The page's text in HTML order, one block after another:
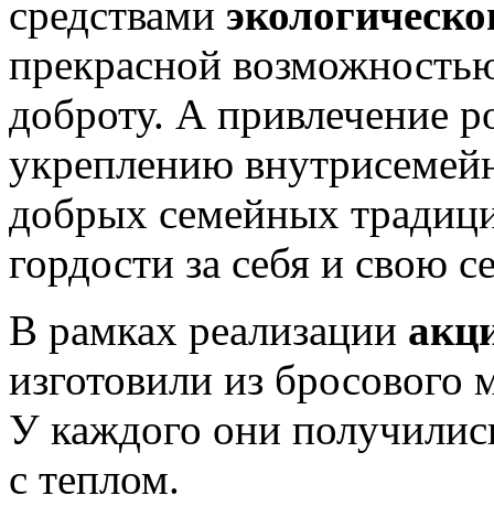
средствами
прекрасной
доброту. А привлечение
укреплению
добрых семейных
гордости за себя и свою
В рамках реализации
изготовили из
У каждого они
с теплом.